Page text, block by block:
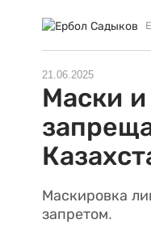
21.06.2025
Маски
Маскировка
запретом.